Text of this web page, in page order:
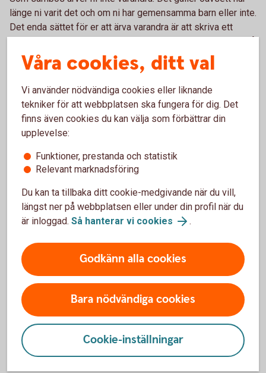
länge ni varit det och om ni har gemensamma barn eller inte.
Det enda sättet för er att ärva varandra är att skriva ett
igenom hela er livssituation med en erfaren jurist. På så
sätt kan ni säkerställa att det blir som ni vill, om ni skulle
separera eller om någon av er skulle gå bort.
Mall för samboavtal eller boka
rådgivning?
Vill ni ha en bra mall för att skriva samboavtal
online? Eller få hjälp i en rådgivning? Välj mellan att
skriva avtalet själva eller boka tid med en jurist. Som
förmånligt pris.
Välkommen till Familjens Jurist
(familjensjurist.se)
Andra läser också
Våra cookies, ditt val
Vi använder nödvändiga cookies eller liknande
tekniker för att webbplatsen ska fungera för dig. Det
finns även cookies du kan välja som förbättrar din
upplevelse:
Funktioner, prestanda och statistik
Relevant marknadsföring
Du kan ta tillbaka ditt cookie-medgivande när du vill,
längst ner på webbplatsen eller under din profil när du
är inloggad. Så hanterar vi cookies .
Godkänn alla cookies
Bara nödvändiga cookies
Cookie-inställningar